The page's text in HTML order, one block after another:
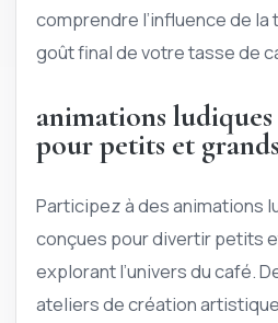
comprendre l’influence de
goût final de votre tasse de
animations
pour petits et grands
Participez à des animations
conçues pour divertir petits
explorant l’univers du café.
ateliers de création